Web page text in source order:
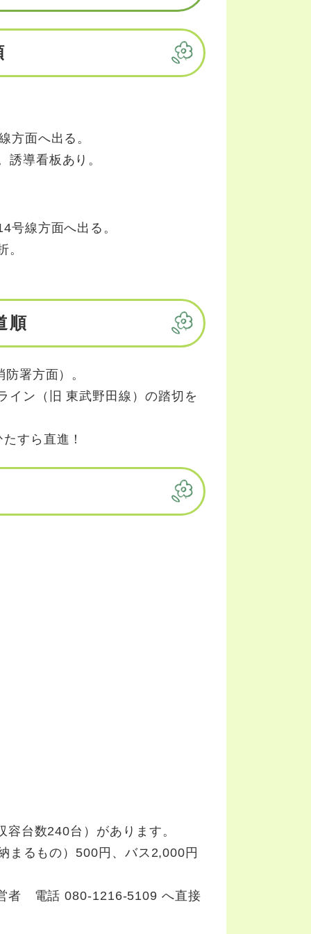
方面へ出る。
誘導看板あり。
号線方面へ出る。
。
順
署方面）。
イン（旧 東武野田線）の踏切を
すら直進！
台数240台）があります。
るもの）500円、バス2,000円
者 電話 080-1216-5109 へ直接